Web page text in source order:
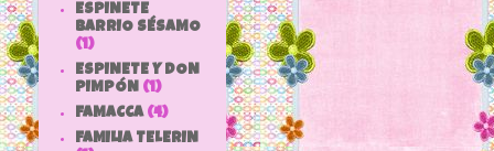
ESPINETE
BARRIO SÉSAMO
(1)
ESPINETE Y DON
PIMPÓN (1)
FAMACCA (4)
FAMILIA TELERIN